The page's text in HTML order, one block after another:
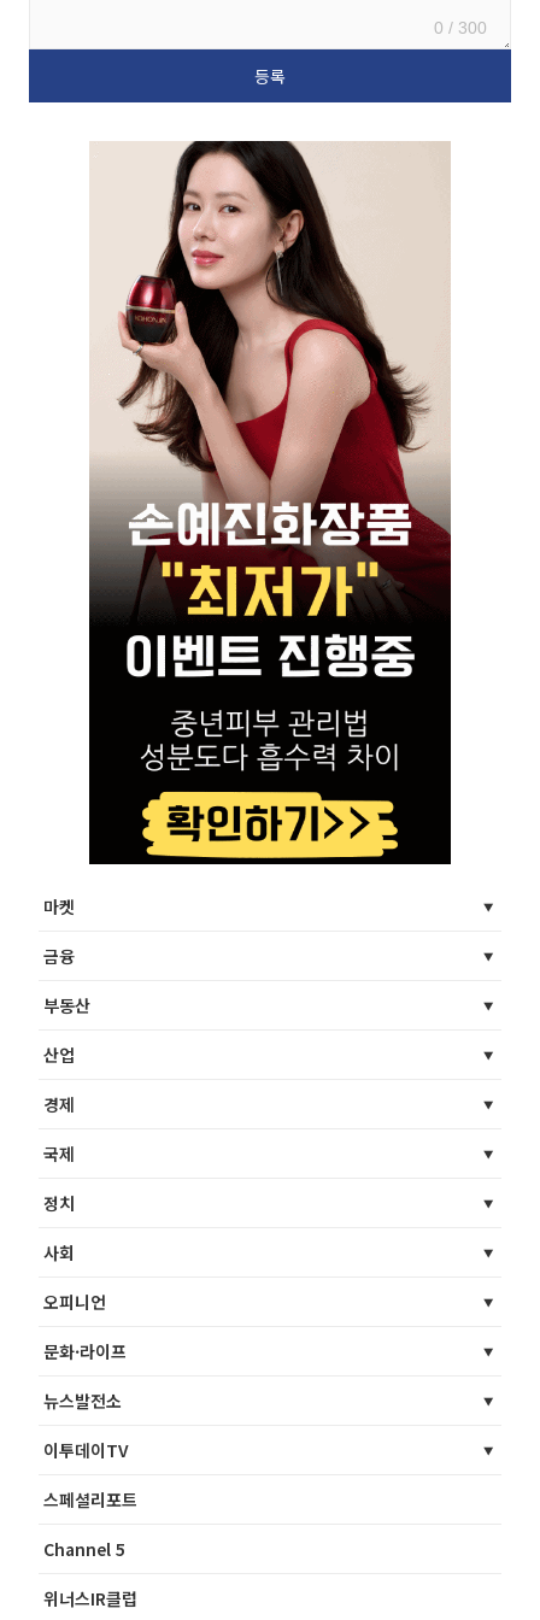
0 / 300
마켓
금융
부동산
산업
경제
국제
정치
사회
오피니언
문화·라이프
뉴스발전소
이투데이TV
스페셜리포트
Channel 5
위너스IR클럽